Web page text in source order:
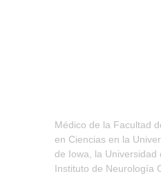
Médico de la Facultad
en Ciencias en la
de Iowa, la Universidad
Instituto de Neurología